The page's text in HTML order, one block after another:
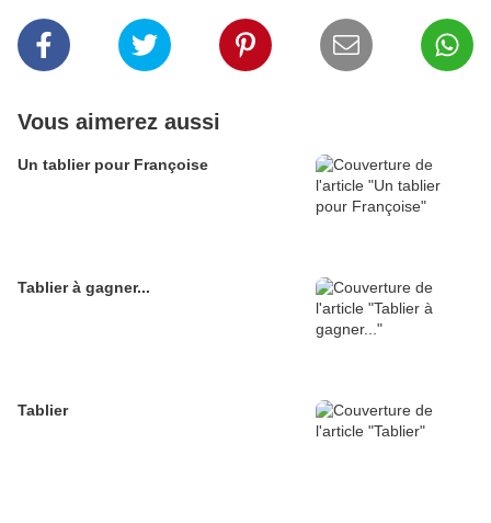
Vous aimerez aussi
Un tablier pour Françoise
Tablier à gagner...
Tablier